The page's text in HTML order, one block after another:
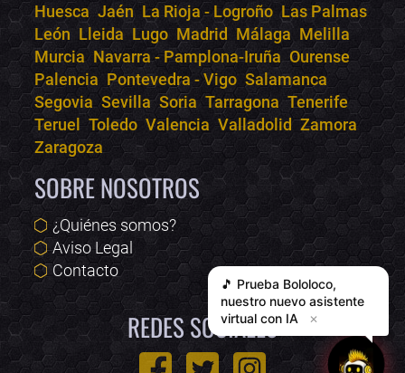
Huesca Jaén La Rioja - Logroño Las Palmas
León Lleida Lugo Madrid Málaga Melilla
Murcia Navarra - Pamplona-Iruña Ourense
Palencia Pontevedra - Vigo Salamanca
Segovia Sevilla Soria Tarragona Tenerife
Teruel
Toledo Valencia Valladolid Zamora
Zaragoza
SOBRE NOSOTROS
¿Quiénes somos?
Aviso Legal
Contacto
REDES SOCIALES
🎵 Prueba Bololoco,
nuestro nuevo asistente
virtual con IA
✕